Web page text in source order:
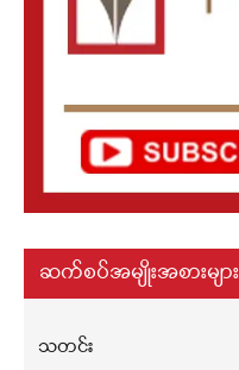
ဆက်စပ်အမျိုးအစားများ
သတင်း